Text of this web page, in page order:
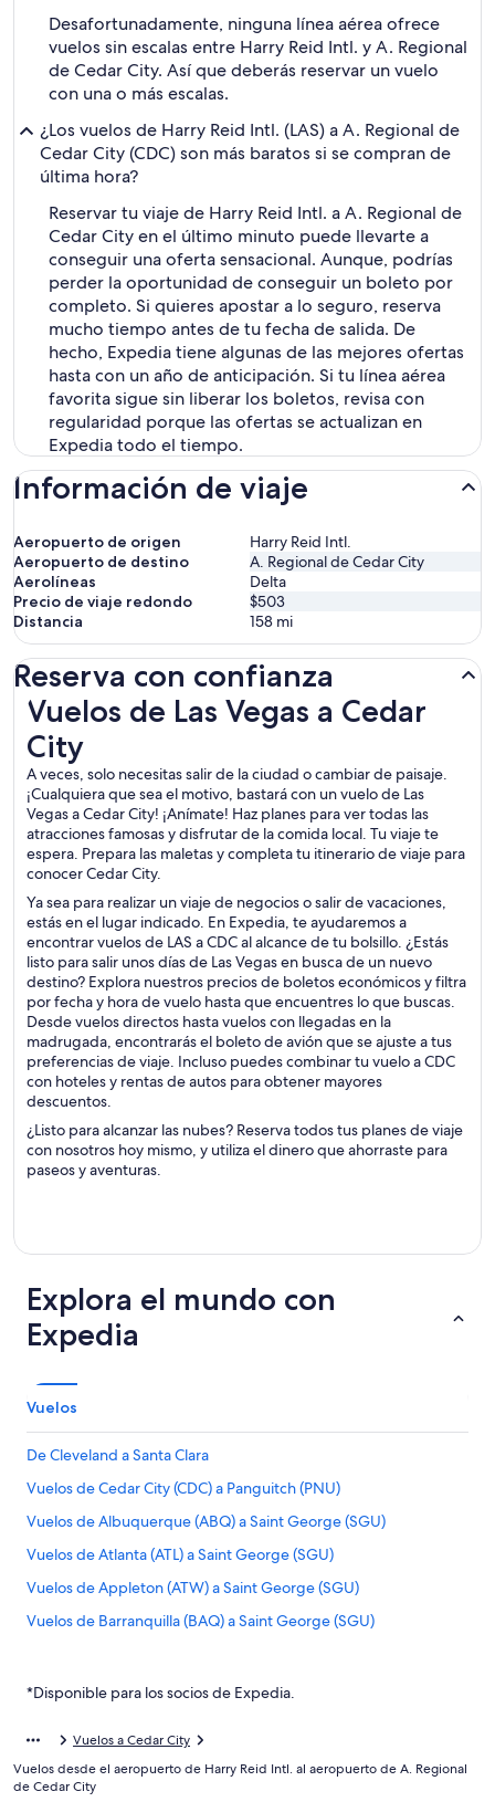
Desafortunadamente, ninguna línea aérea ofrece
vuelos sin escalas entre Harry Reid Intl. y A. Regional
de Cedar City. Así que deberás reservar un vuelo
con una o más escalas.
¿Los vuelos de Harry Reid Intl. (LAS) a A. Regional de
Cedar City (CDC) son más baratos si se compran de
última hora?
Reservar tu viaje de Harry Reid Intl. a A. Regional de
Cedar City en el último minuto puede llevarte a
conseguir una oferta sensacional. Aunque, podrías
perder la oportunidad de conseguir un boleto por
completo. Si quieres apostar a lo seguro, reserva
mucho tiempo antes de tu fecha de salida. De
hecho, Expedia tiene algunas de las mejores ofertas
hasta con un año de anticipación. Si tu línea aérea
favorita sigue sin liberar los boletos, revisa con
regularidad porque las ofertas se actualizan en
Expedia todo el tiempo.
Información de viaje
Aeropuerto de origen
Harry Reid Intl.
Aeropuerto de destino
A. Regional de Cedar City
Aerolíneas
Delta
Precio de viaje redondo
$503
Distancia
158 mi
Reserva con confianza
Vuelos de Las Vegas a Cedar
City
A veces, solo necesitas salir de la ciudad o cambiar de paisaje.
¡Cualquiera que sea el motivo, bastará con un vuelo de Las
Vegas a Cedar City! ¡Anímate! Haz planes para ver todas las
atracciones famosas y disfrutar de la comida local. Tu viaje te
espera. Prepara las maletas y completa tu itinerario de viaje para
conocer Cedar City.
Ya sea para realizar un viaje de negocios o salir de vacaciones,
estás en el lugar indicado. En Expedia, te ayudaremos a
encontrar vuelos de LAS a CDC al alcance de tu bolsillo. ¿Estás
listo para salir unos días de Las Vegas en busca de un nuevo
destino? Explora nuestros precios de boletos económicos y filtra
por fecha y hora de vuelo hasta que encuentres lo que buscas.
Desde vuelos directos hasta vuelos con llegadas en la
madrugada, encontrarás el boleto de avión que se ajuste a tus
preferencias de viaje. Incluso puedes combinar tu vuelo a CDC
con hoteles y rentas de autos para obtener mayores
descuentos.
¿Listo para alcanzar las nubes? Reserva todos tus planes de viaje
con nosotros hoy mismo, y utiliza el dinero que ahorraste para
paseos y aventuras.
Vuelos de Las Vegas a Cedar City
Explora el mundo con
Expedia
Vuelos
De Cleveland a Santa Clara
Vuelos de Cedar City (CDC) a Panguitch (PNU)
Vuelos de Albuquerque (ABQ) a Saint George (SGU)
Vuelos de Atlanta (ATL) a Saint George (SGU)
Vuelos de Appleton (ATW) a Saint George (SGU)
Vuelos de Barranquilla (BAQ) a Saint George (SGU)
Vuelos de Nashville (BNA) a Saint George (SGU)
Vuelos de Aeropuerto Internacional de Bogotá-El Dorado
(BOG) a Saint George (SGU)
*Disponible para los socios de Expedia.
Vuelos a Cedar City
Vuelos desde el aeropuerto de Harry Reid Intl. al aeropuerto de A. Regional
de Cedar City